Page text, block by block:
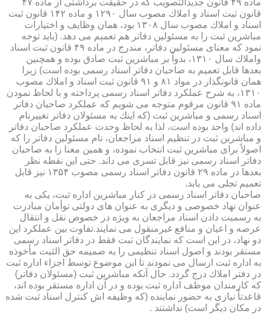
ماده ۴۹ قانون جدیدالتصویب كه در حقیقت برداشتی از ماده ۴۷
قانون ثبت اسناد و املاك مصوب سال ۱۲۹۰ و ماده ۱۴۲ قانون ثبت
اسناد و املاك مصوب سال ۱۳۰۸ بود، همان وظایف و اختیارات
مباشرین ثبت را به مسئولین دفاتر هم تعمیم می دهد. (باید توجه
نمود كه معنای مسئولین دفاتر، مندرج در ماده ۴۹ قانون ثبت اسناد
واملاك سال ۱۳۱۰، بدواً بر مباشرین ثبت صادق بوده و همچنین
بعدها قابل تعمیم به صاحبان دفاتر اسناد رسمی بوده است) زیرا
همان قانونگذار در مواد ۸۱ و ۹۱ قانون ثبت اسناد و املاك مصوب
۱۳۱۰، به شرح عملكرد دفاتر اسناد رسمی پرداخته و با لحاظ نمودن
ماده ۹۱ قانون مرقوم متوجه می شویم كه عملكرد صاحبان دفاتر
اسناد رسمی و مباشرین ثبت (كه اینك به مسئولان دفاتر تغییرنام
داده اند) واحد بوده است، لذا به لحاظ وحدت عملكرد صاحبان دفاتر
و مباشرین ثبت در تنظیم اسناد مراجعان، نام مسئولین دفاتر را كه
اصولاً برای مباشرین ثبت انتخاب نموده، و همین معنا را به صاحبان
دفاتر اسناد رسمی نیز قابل تسری می داند. حتی این نقطه نظر
بعدها در ماده ۲۹ قانون دفاتر اسناد رسمی مصوب ۱۳۵۴ نیز قابل
تعمیم تجلی می یابد.
صاحبان دفاتر اسناد رسمی در كنار مباشرین اداره ثبت، یكی به
عنوان نهاد خصوصی و دیگری به عنوان های دولتی توأمان مبادرت
به رسمیت دادن اسناد مراجعان به ویژه در خصوص نقل و انتقال
عرصه و اعیان و منافع غیرمنقول می نمایند.تفاوت بین عملكرد این
دو نهاد، در این است كه نمایندگان ثبت فقط در دفاتر اسناد رسمی
مستقر بودند و اصول اسناد تنظیمی را به ضمیمه حق الثبت مأخوذه
به اداره ثبت ارسال می نمودند تا این موضوع توسط اجزاء اداره ثبت
در دفتر املاك درج گردد. حال آنكه مباشرین ثبت (مسئولان دفاتر)
كه كارمندان موظف اداره ثبت بوده و در آن اداره مستقر بوده اند،
قاعدتاً نیازی به حضور نماینده (كه وظیفه اش كنترل اسناد ثبت شده
در مكان دیگر است) نداشتند .